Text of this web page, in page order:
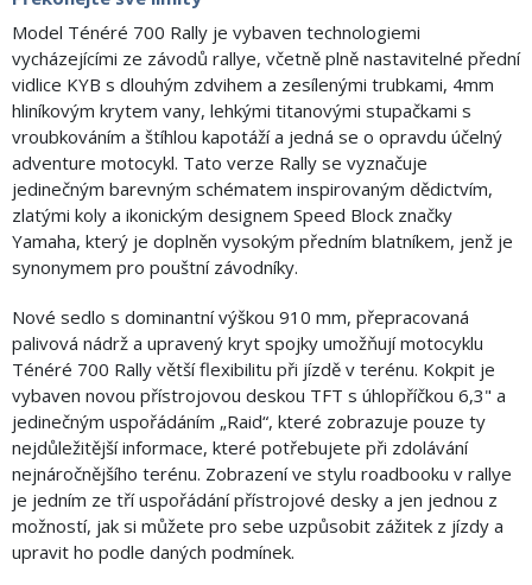
Model Ténéré 700 Rally je vybaven technologiemi
vycházejícími ze závodů rallye, včetně plně nastavitelné přední
vidlice KYB s dlouhým zdvihem a zesílenými trubkami, 4mm
hliníkovým krytem vany, lehkými titanovými stupačkami s
vroubkováním a štíhlou kapotáží a jedná se o opravdu účelný
adventure motocykl. Tato verze Rally se vyznačuje
jedinečným barevným schématem inspirovaným dědictvím,
zlatými koly a ikonickým designem Speed Block značky
Yamaha, který je doplněn vysokým předním blatníkem, jenž je
synonymem pro pouštní závodníky.
Nové sedlo s dominantní výškou 910 mm, přepracovaná
palivová nádrž a upravený kryt spojky umožňují motocyklu
Ténéré 700 Rally větší flexibilitu při jízdě v terénu. Kokpit je
vybaven novou přístrojovou deskou TFT s úhlopříčkou 6,3" a
jedinečným uspořádáním „Raid“, které zobrazuje pouze ty
nejdůležitější informace, které potřebujete při zdolávání
nejnáročnějšího terénu. Zobrazení ve stylu roadbooku v rallye
je jedním ze tří uspořádání přístrojové desky a jen jednou z
možností, jak si můžete pro sebe uzpůsobit zážitek z jízdy a
upravit ho podle daných podmínek.